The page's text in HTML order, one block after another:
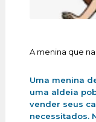
Uma menina
uma aldeia
vender seus
necessitados.